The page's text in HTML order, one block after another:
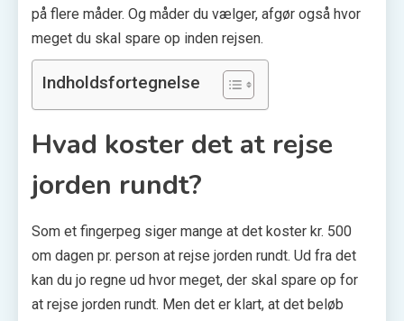
på flere måder. Og måder du vælger, afgør også hvor
meget du skal spare op inden rejsen.
Indholdsfortegnelse
Hvad koster det at rejse
jorden rundt?
Som et fingerpeg siger mange at det koster kr. 500
om dagen pr. person at rejse jorden rundt. Ud fra det
kan du jo regne ud hvor meget, der skal spare op for
at rejse jorden rundt. Men det er klart, at det beløb